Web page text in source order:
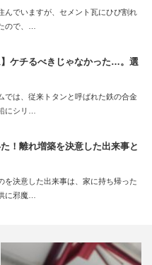
んでいますが、セメント瓦にひび割れ
ので、…
】ケチるべきじゃなかった…。選
では、従来トタンと呼ばれた鉄の合金
にシリ…
！離れ増築を決意した出来事と
を決意した出来事は、家に持ち帰った
に邪魔…